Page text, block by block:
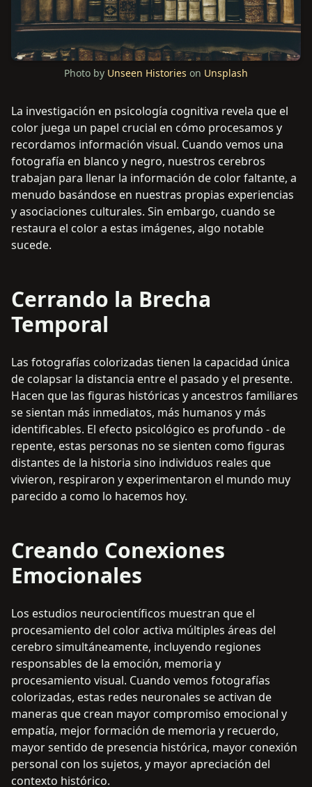
Photo by Unseen Histories on Unsplash
La investigación en psicología cognitiva revela que el
color juega un papel crucial en cómo procesamos y
recordamos información visual. Cuando vemos una
fotografía en blanco y negro, nuestros cerebros
trabajan para llenar la información de color faltante, a
menudo basándose en nuestras propias experiencias
y asociaciones culturales. Sin embargo, cuando se
restaura el color a estas imágenes, algo notable
sucede.
Cerrando la Brecha
Temporal
Las fotografías colorizadas tienen la capacidad única
de colapsar la distancia entre el pasado y el presente.
Hacen que las figuras históricas y ancestros familiares
se sientan más inmediatos, más humanos y más
identificables. El efecto psicológico es profundo - de
repente, estas personas no se sienten como figuras
distantes de la historia sino individuos reales que
vivieron, respiraron y experimentaron el mundo muy
parecido a como lo hacemos hoy.
Creando Conexiones
Emocionales
Los estudios neurocientíficos muestran que el
procesamiento del color activa múltiples áreas del
cerebro simultáneamente, incluyendo regiones
responsables de la emoción, memoria y
procesamiento visual. Cuando vemos fotografías
colorizadas, estas redes neuronales se activan de
maneras que crean mayor compromiso emocional y
empatía, mejor formación de memoria y recuerdo,
mayor sentido de presencia histórica, mayor conexión
personal con los sujetos, y mayor apreciación del
contexto histórico.